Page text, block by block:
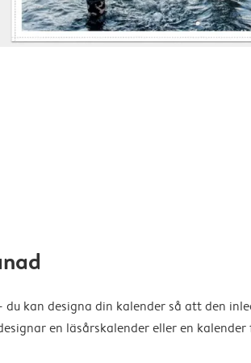
kan designa din kalender så att den
en läsårskalender eller en kalender